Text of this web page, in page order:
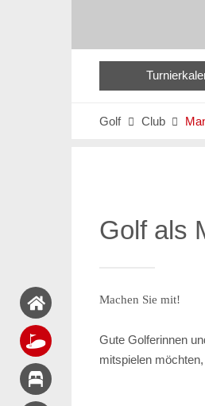
Golf  Club 
Golf als
Machen Sie mit!
Gute Golferinnen
mitspielen